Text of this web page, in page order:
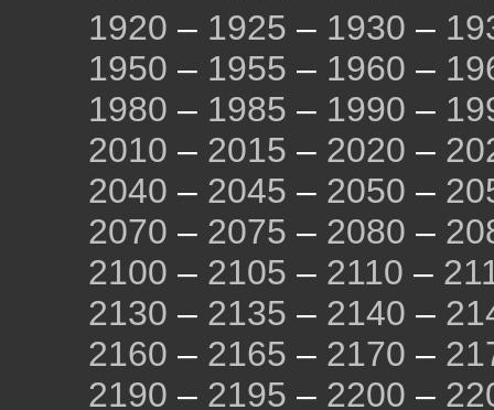
1920 – 1925 – 1930 –
1950 – 1955 – 1960 –
1980 – 1985 – 1990 –
2010 – 2015 – 2020 –
2040 – 2045 – 2050 –
2070 – 2075 – 2080 –
2100 – 2105 – 2110 –
2130 – 2135 – 2140 –
2160 – 2165 – 2170 –
2190 – 2195 – 2200 –